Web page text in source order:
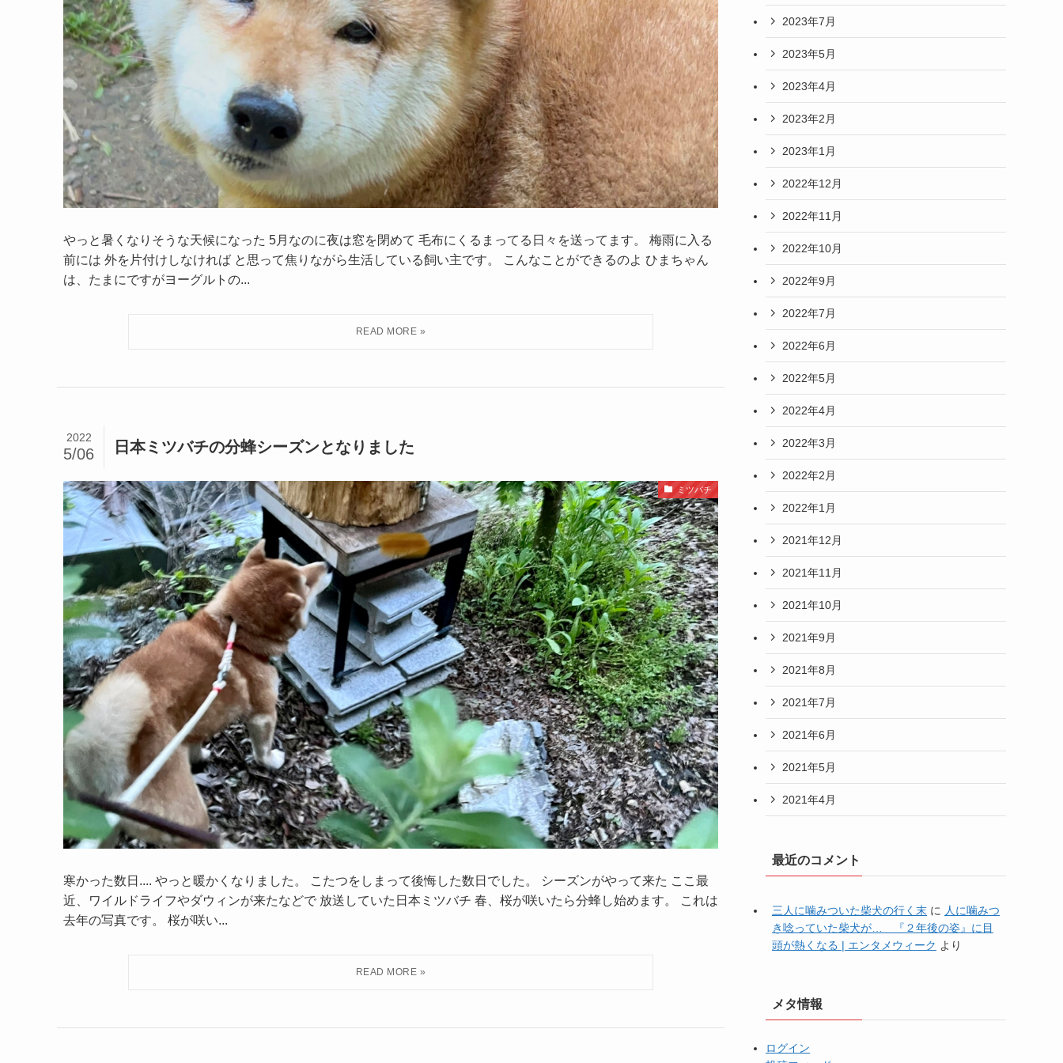
やっと暑くなりそうな天候になった 5月なのに夜は窓を閉めて 毛布にくるまってる日々を送ってます。 梅雨に入る
前には 外を片付けしなければ と思って焦りながら生活している飼い主です。 こんなことができるのよ ひまちゃん
は、たまにですがヨーグルトの...
日本ミツバチの分蜂シーズンとなりました
2022
5/06
ミツバチ
寒かった数日.... やっと暖かくなりました。 こたつをしまって後悔した数日でした。 シーズンがやって来た ここ最
近、ワイルドライフやダウィンが来たなどで 放送していた日本ミツバチ 春、桜が咲いたら分蜂し始めます。 これは
去年の写真です。 桜が咲い...
2023年7月
2023年5月
2023年4月
2023年2月
2023年1月
2022年12月
2022年11月
2022年10月
2022年9月
2022年7月
2022年6月
2022年5月
2022年4月
2022年3月
2022年2月
2022年1月
2021年12月
2021年11月
2021年10月
2021年9月
2021年8月
2021年7月
2021年6月
2021年5月
2021年4月
最近のコメント
三人に噛みついた柴犬の行く末 に 人に噛みつ
き唸っていた柴犬が… 『２年後の姿』に目
頭が熱くなる | エンタメウィーク より
メタ情報
ログイン